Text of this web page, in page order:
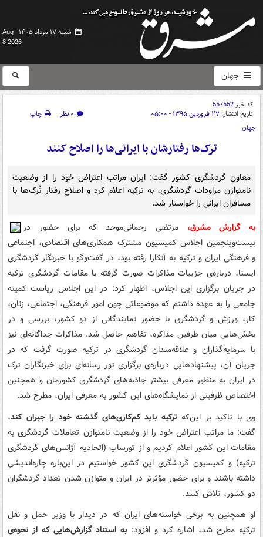
شنبه ۱۷ مرداد ۱۴۰۵ -
Aug
8 2026
جهان
کد خبر557552
تاریخ انتشار: ۲۷ فروردین ۱۳۹۵ - ۰۵:۰۰ ۰ نظر
چاپ
جهان
ترک‌ها رفتارشان با ایرانی‌ها را اصلاح کنند
معاون گردشگری کشور گفت: ایران مراتب اعتراض خود را از وضعیت
نامتوازن مراودات گردشگری، به ترکیه اعلام کرد و اصلاح رفتار تُرک‌ها با
مسافران ایرانی را خواستار شد.
به گزارش مشرق، مرتضی رحمانی‌موحد که برای حضور در
بیست‌وپنجمین اجلاس کمیسیون مشترک همکاری‌های اقتصادی، اجتماعی
و فرهنگی ایران و ترکیه به آنکارا رفته بود، در گفت‌وگو با خبرنگار گردشگری
ایسنا، درباره‌ی جزییات مذاکرات صورت گرفته با مقامات گردشگری ترکیه
در جریان برگزاری این اجلاس، اظهار کرد: در این اجلاس ریاست کمیته
جامعی را به عهده داشتم که موضوعاتی چون امور فرهنگی، اجتماعی، زنان،
کار،‌ ورزش و گردشگری با حضور نمایندگانی از دو کشور، بررسی و در
بخش‌هایی میان طرفین مذاکره، تفاهم حاصل شد. مذاکرات جداگانه‌ای نیز
با سرمایه‌گذاران و علاقه‌مندان گردشگری در ترکیه صورت گرفت که در
جریان آن، پیشنهادهایی درباره‌ی برگزاری تور رسانه‌ای برای خبرنگاران ترک
در ایران به منظور معرفی بیشتر جاذبه‌های گردشگری کشورمان و همچنین
اختصاص ظرفیتی از نمایشگاه‌های این کشور به معرفی ایران، مطرح شد.
وی با تاکید بر این‌کهترکیه باید کم‌کاری‌های گذشته خود را جبران کند،
گفت: ما مراتب اعتراض خود را از وضعیت نامتوازن تعاملات گردشگری به
مقامات این کشور اعلام کردیم و از تورساپ (اتحادیه آژانس‌های گردشگری
ترکیه) و کمیسیون گردشگری این کشور خواستیم در این‌باره چاره‌اندیشی
داشته باشند و برای حضور مؤثرتر در ایران و متوازن شدن تعداد گردشگران
دو کشور، تلاش کنند.
او همچنین به برخی خواسته‌های ایران که در دیدار با وزیر حمل و نقل
ترکیه مطرح شد، اشاره کرد و افزود:‌ به استناد گزارش‌هایی که از نحوه‌ی